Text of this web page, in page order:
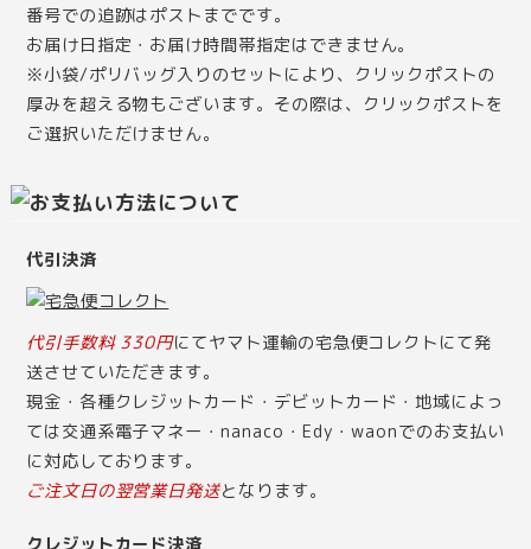
番号での追跡はポストまでです。
お届け日指定・お届け時間帯指定はできません。
※小袋/ポリバッグ入りのセットにより、クリックポストの
厚みを超える物もございます。その際は、クリックポストを
ご選択いただけません。
代引決済
代引手数料 330円にてヤマト運輸の宅急便コレクトにて発
送させていただきます。
現金・各種クレジットカード・デビットカード・地域によっ
ては交通系電子マネー・nanaco・Edy・waonでのお支払い
に対応しております。
ご注文日の翌営業日発送となります。